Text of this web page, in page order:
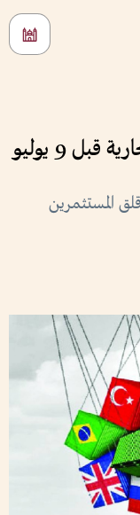
9 يوليو
المستثمرين